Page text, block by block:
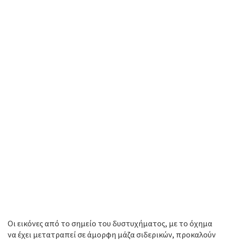
Οι εικόνες από το σημείο του δυστυχήματος, με το όχημα
να έχει μετατραπεί σε άμορφη μάζα σιδερικών, προκαλούν